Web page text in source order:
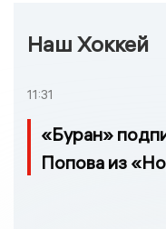
Наш Хоккей
11:31
«Буран»
Попова из